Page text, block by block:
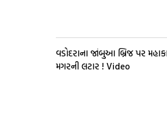
વડોદરાના જાંબુઆ બ્રિજ પર
મગરની લટાર ! Video